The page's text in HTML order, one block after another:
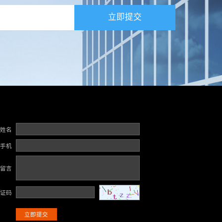
立即提交
姓名
手机
留言
码
立即提交